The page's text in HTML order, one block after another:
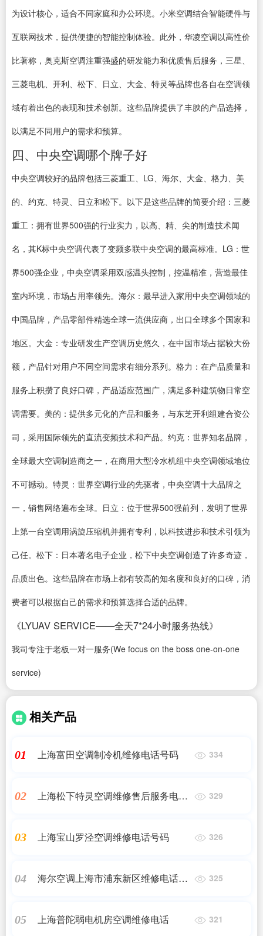
为设计核心，适合不同家庭和办公环境。小米空调结合智能硬件与
互联网技术，提供便捷的智能控制体验。此外，华凌空调以高性价
比著称，奥克斯空调注重强盛的研发能力和优质售后服务，三星、
三菱电机、开利、松下、日立、大金、特灵等品牌也各自在空调领
域有着出色的表现和技术创新。这些品牌提供了丰腴的产品选择，
以满足不同用户的需求和预算。
四、中央空调哪个牌子好
中央空调较好的品牌包括三菱重工、LG、海尔、大金、格力、美
的、约克、特灵、日立和松下。以下是这些品牌的简要介绍：三菱
重工：拥有世界500强的行业实力，以高、精、尖的制造技术闻
名，其K标中央空调代表了变频多联中央空调的最高标准。LG：世
界500强企业，中央空调采用双感温头控制，控温精准，营造最佳
室内环境，市场占用率领先。海尔：最早进入家用中央空调领域的
中国品牌，产品零部件精选全球一流供应商，出口全球多个国家和
地区。大金：专业研发生产空调历史悠久，在中国市场占据较大份
额，产品针对用户不同空间需求有细分系列。格力：在产品质量和
服务上积攒了良好口碑，产品适应范围广，满足多种建筑物日常空
调需要。美的：提供多元化的产品和服务，与东芝开利组建合资公
司，采用国际领先的直流变频技术和产品。约克：世界知名品牌，
全球最大空调制造商之一，在商用大型冷水机组中央空调领域地位
不可撼动。特灵：世界空调行业的先驱者，中央空调十大品牌之
一，销售网络遍布全球。日立：位于世界500强前列，发明了世界
上第一台空调用涡旋压缩机并拥有专利，以科技进步和技术引领为
己任。松下：日本著名电子企业，松下中央空调创造了许多奇迹，
品质出色。这些品牌在市场上都有较高的知名度和良好的口碑，消
费者可以根据自己的需求和预算选择合适的品牌。
《LYUAV SERVICE——全天7*24小时服务热线》
我司专注于老板一对一服务(We focus on the boss one-on-one
service)
相关产品
01 上海富田空调制冷机维修电话号码 334
02
上海松下特灵空调维修售后服务电话
329
03 上海宝山罗泾空调维修电话号码 326
04
海尔空调上海市浦东新区维修电话号
325
05 上海普陀弱电机房空调维修电话 321